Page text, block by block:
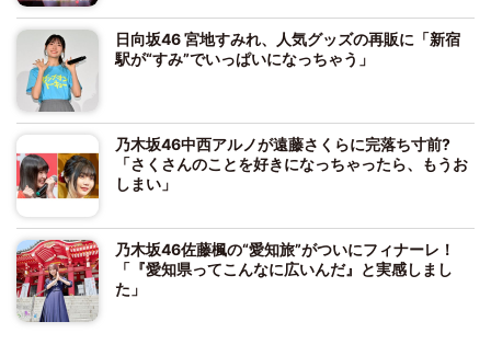
日向坂46 宮地すみれ、人気グッズの再販に「新宿
駅が“すみ”でいっぱいになっちゃう」
乃木坂46中西アルノが遠藤さくらに完落ち寸前?
「さくさんのことを好きになっちゃったら、もうお
しまい」
乃木坂46佐藤楓の“愛知旅”がついにフィナーレ！
「『愛知県ってこんなに広いんだ』と実感しまし
た」